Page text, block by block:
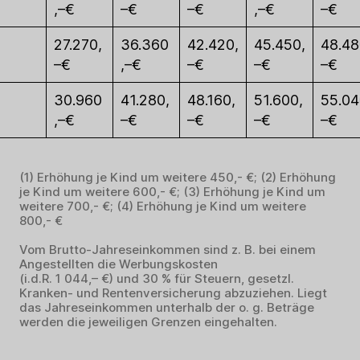
,–€ –€ –€ ,–€ –€
27.270,
–€
36.360
,–€
42.420,
–€
45.450,
–€
–€
30.960
,–€
41.280,
–€
48.160,
–€
51.600,
–€
–€
(1) Erhöhung je Kind um weitere 450,- €; (2) Erhöhung
je Kind um weitere 600,- €; (3) Erhöhung je Kind um
weitere 700,- €; (4) Erhöhung je Kind um weitere
800,- €
Vom Brutto-Jahreseinkommen sind z. B. bei einem
Angestellten die Werbungskosten
(i.d.R. 1 044,– €) und 30 % für Steuern, gesetzl.
Kranken- und Rentenversicherung abzuziehen. Liegt
das Jahreseinkommen unterhalb der o. g. Beträge
werden die jeweiligen Grenzen eingehalten.